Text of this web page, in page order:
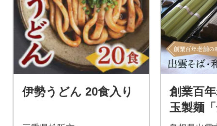
伊勢うどん 20食入り
創業百
玉製麺
出雲そ